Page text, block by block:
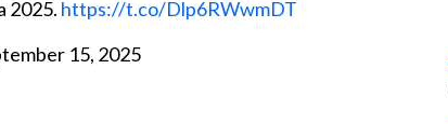
2025. https://t.co/Dlp6RWwmDT
15, 2025